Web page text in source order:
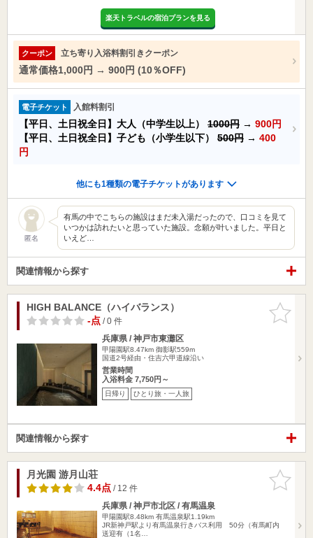
楽天トラベルの宿泊プランを見る
クーポン 立ち寄り入浴料割引きクーポン
通常価格1,000円 → 900円 (10％OFF)
電子チケット 入館料割引
【平日、土日祝全日】大人（中学生以上） 1000円 → 900円
【平日、土日祝全日】子ども（小学生以下） 500円 → 400
円
他にも1種類の電子チケットがあります
匿名
有馬の中でこちらの施設はまだ未入湯だったので、口コミを見て
いつかは訪れたいと思っていた施設。念願が叶いました。平日と
いえど…
関連情報から探す
お気に入
りに追加
HIGH BALANCE（ハイバランス）
-点/ 0 件
兵庫県 / 神戸市東灘区
甲陽園駅8.47km 御影駅559m
国道2号経由・住吉六甲道線沿い
営業時間
入浴料金 7,750円～
日帰り ひとり旅・一人旅
関連情報から探す
お気に入
りに追加
月光園 游月山荘
4.4点/ 12 件
兵庫県 / 神戸市北区 / 有馬温泉
甲陽園駅8.48km 有馬温泉駅1.19km
JR新神戸駅より有馬温泉行きバス利用 50分（有馬町内
送迎有（1名…